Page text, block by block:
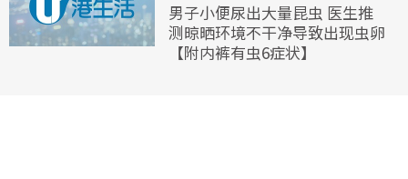
男子小便尿出大量昆虫 医生推
测晾晒环境不干净导致出现虫卵
【附内裤有虫6症状】